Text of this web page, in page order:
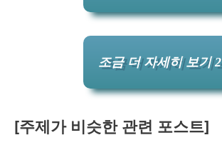
조금 더 자세히 보기 2
[주제가 비슷한 관련 포스트]